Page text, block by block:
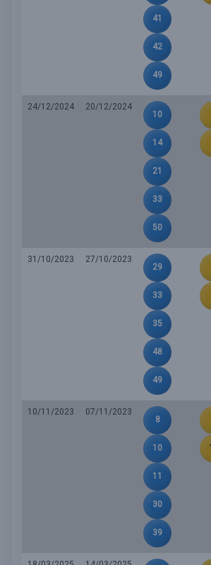
41
42
49
24/12/2024
20/12/2024
10
14
21
33
50
31/10/2023
27/10/2023
29
33
35
48
49
10/11/2023
07/11/2023
8
10
11
30
39